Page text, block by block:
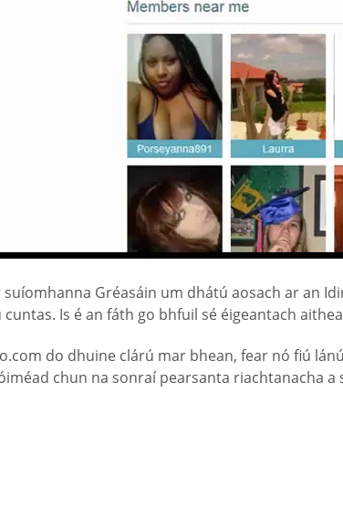
Gréasáin um dhátú aosach ar an
Is é an fáth go bhfuil sé éigeantach
do dhuine clárú mar bhean, fear nó fiú
chun na sonraí pearsanta riachtanacha a